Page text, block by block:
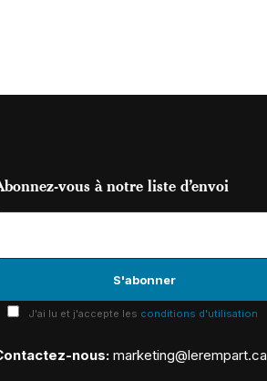
vous à notre liste d’envoi
J'ai lu et j'accepte les conditions d'utilisation
nous: marketing@lerempart.ca